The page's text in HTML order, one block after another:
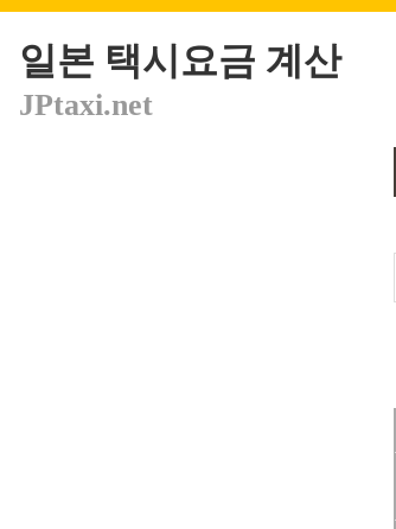
일본 택시요금 계산
JPtaxi.net